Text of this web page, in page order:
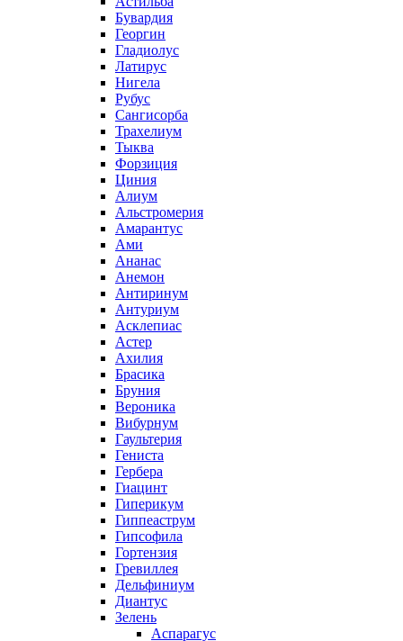
Бувардия
Георгин
Гладиолус
Латирус
Нигела
Рубус
Сангисорба
Трахелиум
Тыква
Форзиция
Циния
Алиум
Альстромерия
Амарантус
Ами
Ананас
Анемон
Антиринум
Антуриум
Асклепиас
Астер
Ахилия
Брасика
Бруния
Вероника
Вибурнум
Гаультерия
Гениста
Гербера
Гиацинт
Гиперикум
Гиппеаструм
Гипсофила
Гортензия
Гревиллея
Дельфиниум
Диантус
Зелень
Аспарагус